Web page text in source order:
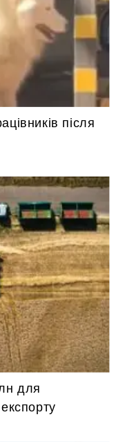
після
для